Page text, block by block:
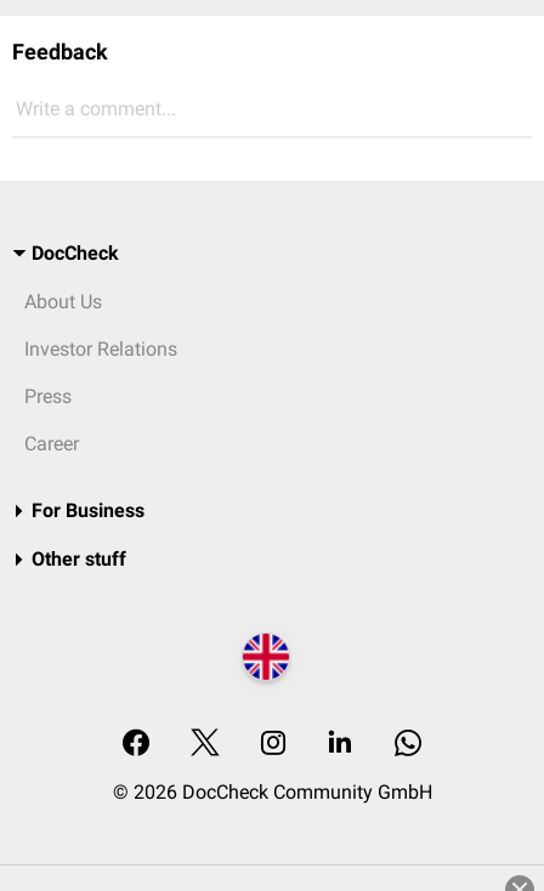
Feedback
Write a comment...
DocCheck
About Us
Investor Relations
Press
Career
For Business
Other stuff
© 2026 DocCheck Community GmbH